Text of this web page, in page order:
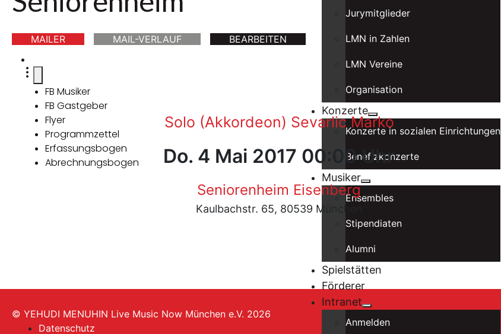
Jurymitglieder
LMN in Zahlen
LMN Vereine
Organisation
Konzerte
Konzerte in sozialen Einrichtungen
Benefizkonzerte
Musiker
Ensembles
Stipendiaten
Alumni
Spielstätten
Förderer
Intranet
Anmelden
MAILER MAIL-VERLAUF BEARBEITEN
FB Musiker
FB Gastgeber
Flyer
Programmzettel
Erfassungsbogen
Abrechnungsbogen
Solo (Akkordeon) Sevarlic Marko
Do. 4 Mai 2017 00:00 Uhr
Seniorenheim Eisenberg
Kaulbachstr. 65, 80539 München
© YEHUDI MENUHIN Live Music Now München e.V. 2026
Datenschutz